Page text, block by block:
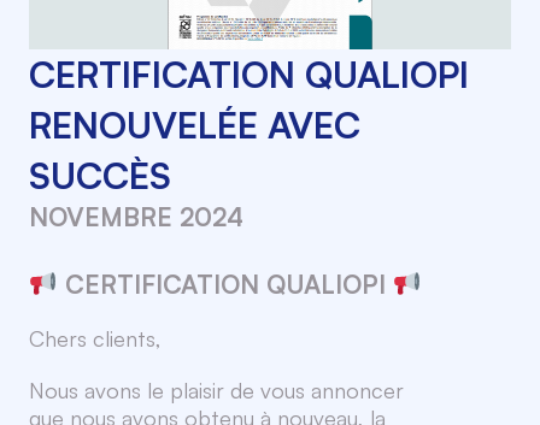
CERTIFICATION QUALIOPI
RENOUVELÉE AVEC
SUCCÈS
NOVEMBRE 2024
CERTIFICATION QUALIOPI
Chers clients,
Nous avons le plaisir de vous annoncer
que nous avons obtenu à nouveau, la